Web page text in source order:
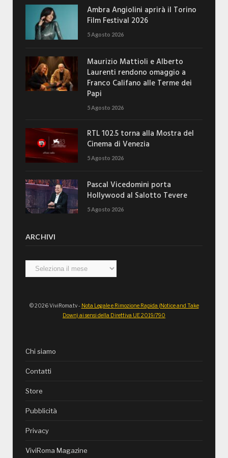
Ambra Angiolini aprirà il Torino
Film Festival 2026
5 Agosto 2026
Maurizio Mattioli e Alberto
Laurenti rendono omaggio a
Franco Califano alle Terme dei
Papi
5 Agosto 2026
RTL 102.5 torna alla Mostra del
Cinema di Venezia
5 Agosto 2026
Pascal Vicedomini porta
Hollywood al Salotto Tevere
5 Agosto 2026
ARCHIVI
Archivi
© 2026 ViviRoma.tv - Nota Legale e Rimozione Rapida (Notice and Take
Down) ai sensi della Direttiva UE 2019/790
Chi siamo
Contatti
Store
Pubblicità
Privacy
ViviRoma Magazine